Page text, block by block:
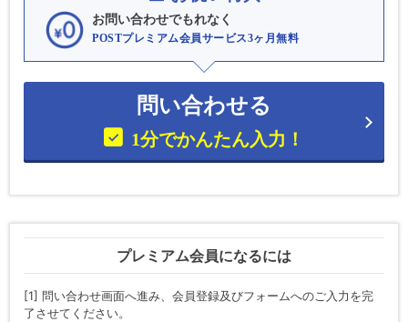
お問い合わせでもれなく
POSTプレミアム会員サービス3ヶ月無料
問い合わせる
1分でかんたん入力！
プレミアム会員になるには
[1] 問い合わせ画面へ進み、会員登録及びフォームへのご入力を完
了させてください。